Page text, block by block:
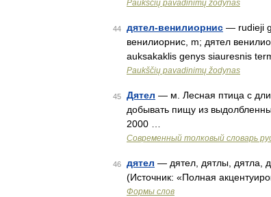
Paukščių pavadinimų žodynas
44 дятел-венилиорнис — rudieji
венилиорнис, m; дятел
auksakaklis genys siauresnis
Paukščių pavadinimų žodynas
45 Дятел — м. Лесная птица с
добывать пищу из
2000 …
Современный толковый словарь
46 дятел — дятел, дятлы, дятла,
(Источник: «Полная
Формы слов